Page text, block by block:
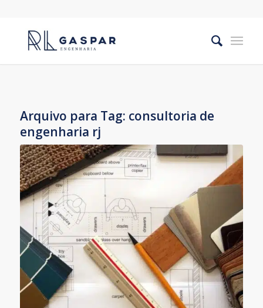
Arquivo para Tag: consultoria de
engenharia rj